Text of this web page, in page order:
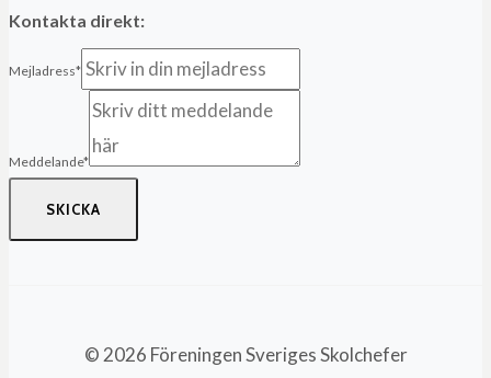
Kontakta direkt:
Mejladress*
Meddelande*
SKICKA
© 2026 Föreningen Sveriges Skolchefer